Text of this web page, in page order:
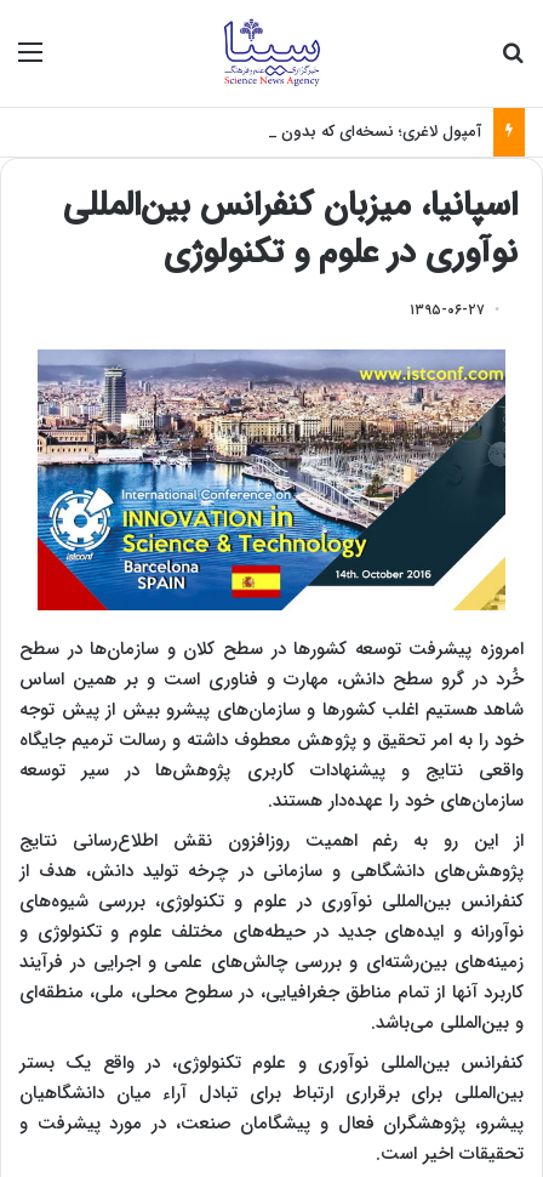
آمپول لاغری؛ نسخه‌ای که بدون تغذیه خطرناک می‌شود
اسپانیا، میزبان کنفرانس بین‌المللی
نوآوری در علوم و تکنولوژی
۱۳۹۵-۰۶-۲۷
امروزه پیشرفت توسعه کشورها در سطح کلان و سازمان‌ها در سطح
خُرد در گرو سطح دانش، مهارت و فناوری است و بر همین اساس
شاهد هستیم اغلب کشورها و سازمان‌های پیشرو بیش از پیش توجه
خود را به امر تحقیق و پژوهش معطوف داشته و رسالت ترمیم جایگاه
واقعی نتایج و پیشنهادات کاربری پژوهش‌ها در سیر توسعه
سازمان‌های خود را عهده‌دار هستند.
از این رو به رغم اهمیت روزافزون نقش اطلاع‌رسانی نتایج
پژوهش‌های دانشگاهی و سازمانی در چرخه تولید دانش، هدف از
کنفرانس بین‌المللی نوآوری در علوم و تکنولوژی، بررسی شیوه‌های
نوآورانه و ایده‌های جدید در حیطه‌های مختلف علوم و تکنولوژی و
زمینه‌های بین‌رشته‌ای و بررسی چالش‌های علمی و اجرایی در فرآیند
کاربرد آنها از تمام مناطق جغرافیایی، در سطوح محلی، ملی، منطقه‌ای
و بین‌المللی می‌باشد.
کنفرانس بین‌المللی نوآوری و علوم تکنولوژی، در واقع یک بستر
بین‌المللی برای برقراری ارتباط برای تبادل آراء میان دانشگاهیان
پیشرو، پژوهشگران فعال و پیشگامان صنعت، در مورد پیشرفت و
تحقیقات اخیر است.